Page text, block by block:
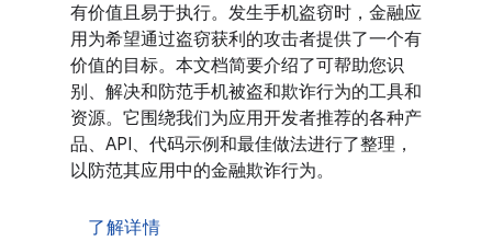
有价值且易于执行。发生手机盗窃时，金融应
用为希望通过盗窃获利的攻击者提供了一个有
价值的目标。本文档简要介绍了可帮助您识
别、解决和防范手机被盗和欺诈行为的工具和
资源。它围绕我们为应用开发者推荐的各种产
品、API、代码示例和最佳做法进行了整理，
以防范其应用中的金融欺诈行为。
了解详情